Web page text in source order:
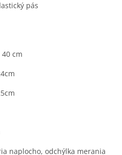
pás
cm
naplocho, odchýlka merania